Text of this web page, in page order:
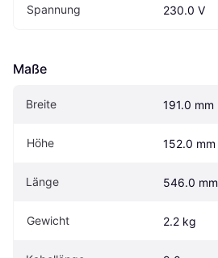
Spannung 230.0 V
Maße
Breite 191.0 mm
Höhe 152.0 mm
Länge 546.0 mm
Gewicht 2.2 kg